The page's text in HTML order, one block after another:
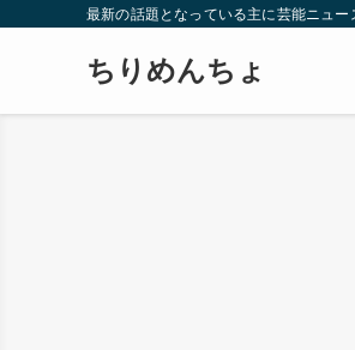
最新の話題となっている主に芸能ニュ
ちりめんちょ